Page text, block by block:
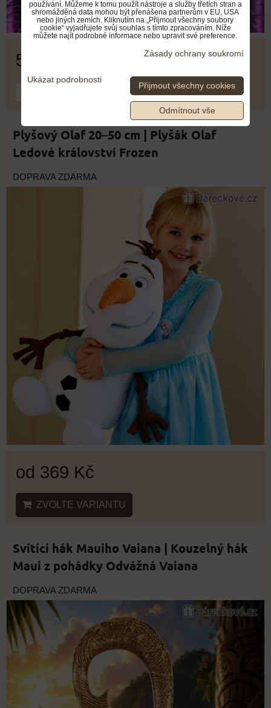
549 Kč
DO KOŠÍKU
Plyšový Olaf 20–50 cm | Plyšák Olaf
Ledové království Frozen
DOPRAVA ZDARMA
od 369 Kč
ZVOLTE VARIANTU
Svítící hák Mauiho Vaiana | Kouzelný hák
Maui z pohádky Odvážná Vaiana
DOPRAVA ZDARMA
používání. Můžeme k tomu použít nástroje a služby třetích stran a
shromážděná data mohou být přenášena partnerům v EU, USA
nebo jiných zemích. Kliknutím na „Přijmout všechny soubory
cookie“ vyjadřujete svůj souhlas s tímto zpracováním. Níže
můžete najít podrobné informace nebo upravit své preference.
Zásady ochrany soukromí
Ukázat podrobnosti
Přijmout všechny cookies
Odmítnout vše